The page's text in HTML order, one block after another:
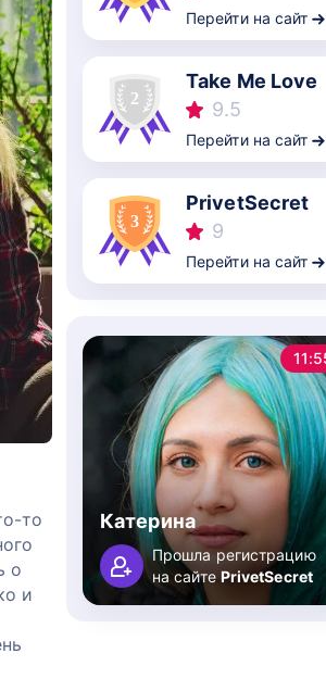
то
о
и
Перейти на сайт
Take Me Love
9.5
Перейти на сайт
PrivetSecret
9
Перейти на сайт
Катерина
Прошла регистрацию
на сайте PrivetSecret